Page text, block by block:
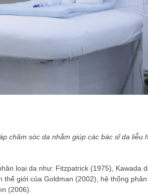
chăm sóc da nhằm giúp các bác sĩ da
loại da như: Fitzpatrick (1975), Kawada
giới của Goldman (2002), hệ thống
(2006).